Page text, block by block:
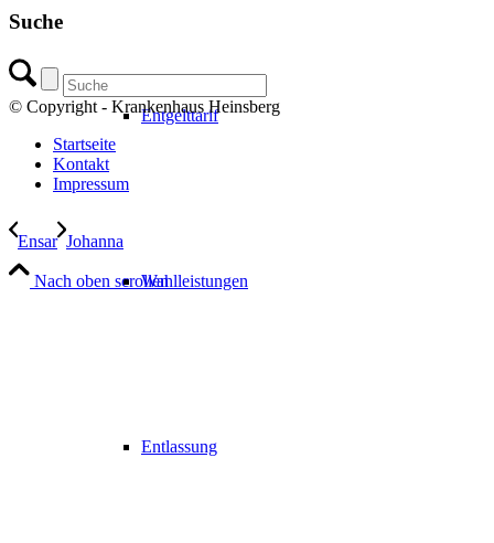
Entgelttarif
Wahlleistungen
Entlassung
Suche
© Copyright - Krankenhaus Heinsberg
Startseite
Kontakt
Impressum
Ensar Johanna
Nach oben scrollen